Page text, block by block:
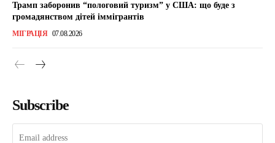
Трамп заборонив “пологовий туризм” у США: що буде з
громадянством дітей іммігрантів
МІГРАЦІЯ 07.08.2026
Subscribe